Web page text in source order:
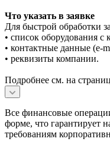
Что указать в заявке
Для быстрой обработки
• список оборудования с
• контактные данные (e-
• реквизиты компании.
Подробнее см. на
Все финансовые
форме, что гарантирует
требованиям